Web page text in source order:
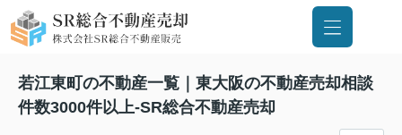
若江東町の不動産一覧｜東大阪の不動産売却相談
件数3000件以上-SR総合不動産売却